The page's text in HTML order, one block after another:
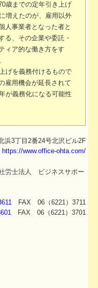
歳までの定年引き上げ
増えたのが、雇用以外
人事業者となった者と
る、その企業や委託・
ィア的な働き方をす
げを義務付けるもので
雇用機会が延長されて
が義務化になる可能性
3丁目2番24号北沢ビル2F
https://www.office-ohta.com/
FAX 06（6221）3711
FAX 06（6221）3701